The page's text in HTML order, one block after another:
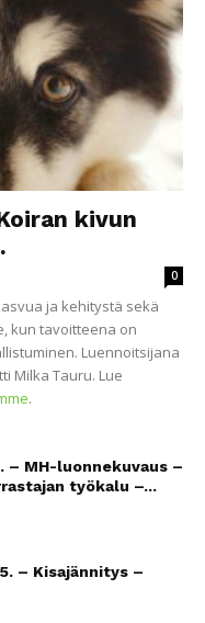
kivun
0
ja kehitystä sekä
kun tavoitteena on
Luennoitsijana
Milka Tauru. Lue
.
MH-luonnekuvaus –
työkalu –...
– Kisajännitys –